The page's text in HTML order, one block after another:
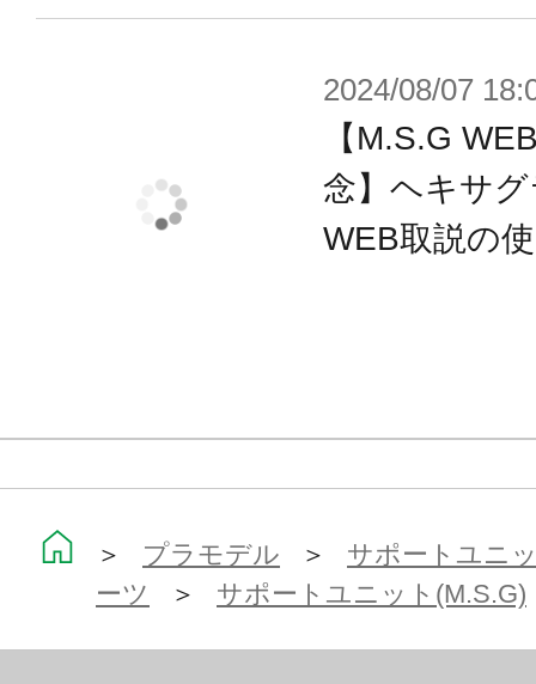
■パーツの一部にはヘキサグラムシ
ームズなどのパーツを取り付けるこ
■脚部パーツは細かく分解する事が
ドギミックが施されています。また
かと”を可動させることで高さの異
付属品
■ヘキサギアシリーズ共通 ヘキサグ
※本製品は再生産です。
2024/08/07
【M.S.G
念】ヘキサ
WEB取説の
＞ プラモデル ＞ サポートユニ
ーツ
＞ サポートユニット(M.S.G)